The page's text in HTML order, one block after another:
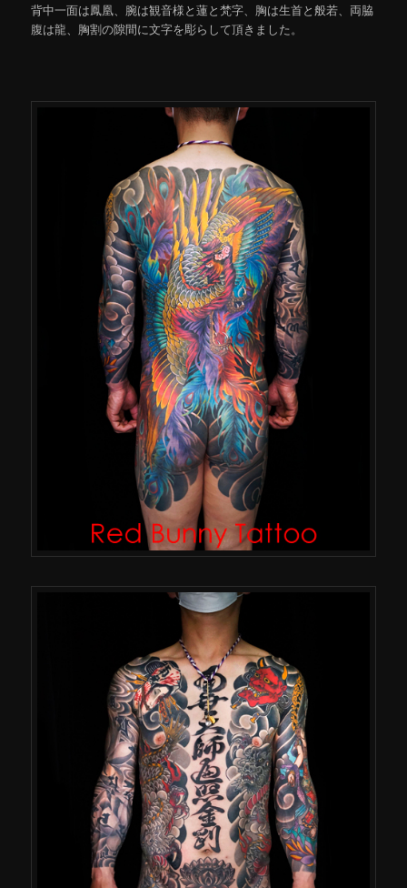
背中一面は鳳凰、腕は観音様と蓮と梵字、胸は生首と般若、両脇
腹は龍、胸割の隙間に文字を彫らして頂きました。